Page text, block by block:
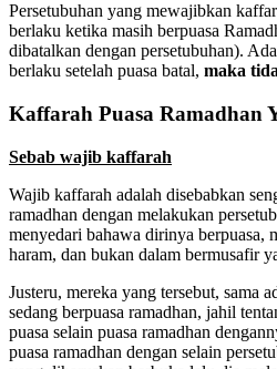
Persetubuhan yang mewajibkan
berlaku ketika masih berpuasa
dibatalkan dengan persetubuhan).
berlaku setelah puasa batal, maka
Kaffarah Puasa Ramadhan
Sebab wajib kaffarah
Wajib kaffarah adalah disebabkan
ramadhan dengan melakukan
menyedari bahawa dirinya berpuasa,
haram, dan bukan dalam bermusafir
Justeru, mereka yang tersebut, sama
sedang berpuasa ramadhan, jahil
puasa selain puasa ramadhan
puasa ramadhan dengan selain